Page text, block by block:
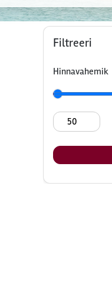
Filtreeri
Hinnavahemik